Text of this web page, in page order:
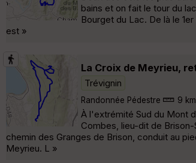
bains et on fait le tour du
Bourget du Lac. De là le
est »
La Croix de Meyrieu,
Trévignin
Randonnée Pédestre 9
À l'extrémité Sud du Mont
Combes, lieu-dit de
chemin des Granges de Brison, conduit au
Meyrieu. L »